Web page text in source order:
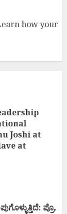
how your
Joshi at
at
ಪ್ರೊ.